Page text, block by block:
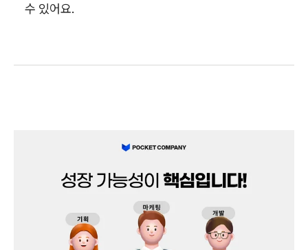
수 있어요.